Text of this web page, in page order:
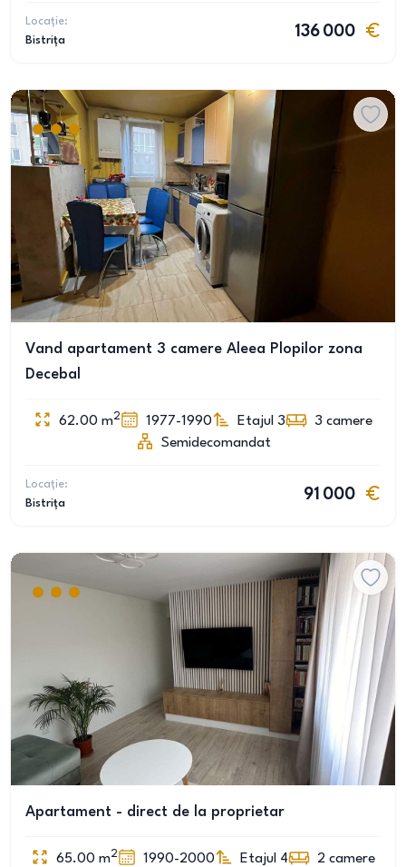
Locație:
Bistrița
136 000
Vand apartament 3 camere Aleea Plopilor zona
Decebal
62.00 m2 1977-1990 Etajul 3 3 camere
Semidecomandat
Locație:
Bistrița
91 000
Apartament - direct de la proprietar
65.00 m2 1990-2000 Etajul 4 2 camere